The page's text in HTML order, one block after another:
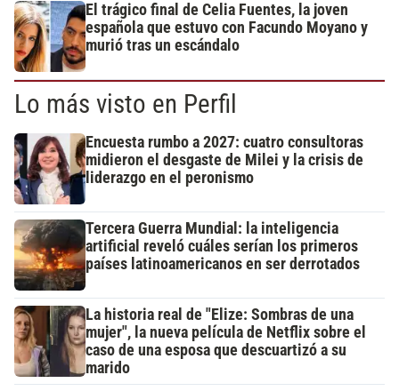
El trágico final de Celia Fuentes, la joven
española que estuvo con Facundo Moyano y
murió tras un escándalo
Lo más visto en Perfil
Encuesta rumbo a 2027: cuatro consultoras
midieron el desgaste de Milei y la crisis de
liderazgo en el peronismo
Tercera Guerra Mundial: la inteligencia
artificial reveló cuáles serían los primeros
países latinoamericanos en ser derrotados
La historia real de "Elize: Sombras de una
mujer", la nueva película de Netflix sobre el
caso de una esposa que descuartizó a su
marido